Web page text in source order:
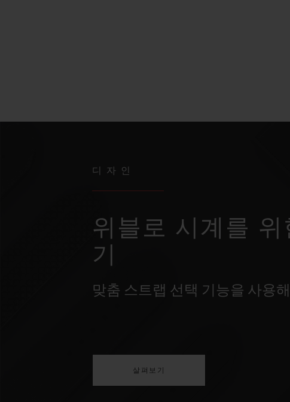
디자인
위블로 시계를
기
맞춤 스트랩 선택 기능을 사용
살펴보기